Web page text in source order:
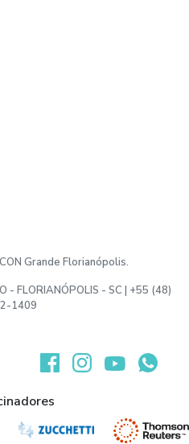
Grande Florianópolis.
- FLORIANÓPOLIS - SC | +55 (48)
1409
por: